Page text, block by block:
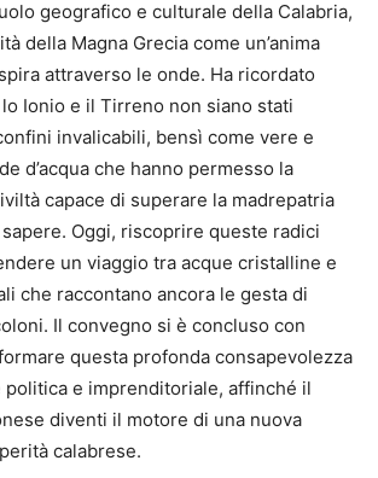
geografico e culturale della Calabria,
della Magna Grecia come un’anima
attraverso le onde. Ha ricordato
Ionio e il Tirreno non siano stati
invalicabili, bensì come vere e
d’acqua che hanno permesso la
capace di superare la madrepatria
Oggi, riscoprire queste radici
un viaggio tra acque cristalline e
che raccontano ancora le gesta di
Il convegno si è concluso con
questa profonda consapevolezza
politica e imprenditoriale, affinché il
diventi il motore di una nuova
calabrese.